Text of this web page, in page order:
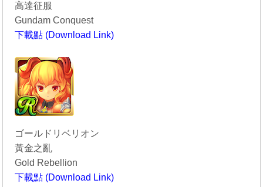
高達征服
Gundam Conquest
下載點 (Download Link)
ゴールドリベリオン
黃金之亂
Gold Rebellion
下載點 (Download Link)